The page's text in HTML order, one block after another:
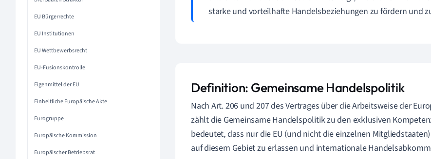
EU Bürgerrechte
EU Institutionen
EU Wettbewerbsrecht
EU-Fusionskontrolle
Eigenmittel der EU
Einheitliche Europäische Akte
Eurogruppe
Europäische Kommission
Europäischer Betriebsrat
starke und vorteilhafte Handelsbeziehungen zu fördern und
Definition: Gemeinsame Handelspolitik
Nach Art. 206 und 207 des Vertrages über die Arbeitsweise der
zählt die Gemeinsame Handelspolitik zu den exklusiven
bedeutet, dass nur die EU (und nicht die einzelnen
auf diesem Gebiet zu erlassen und internationale